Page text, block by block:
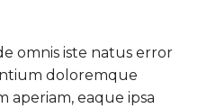
omnis iste natus error
doloremque
aperiam, eaque ipsa